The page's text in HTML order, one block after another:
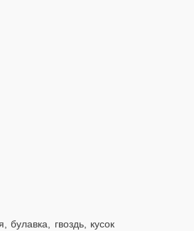
булавка, гвоздь, кусок